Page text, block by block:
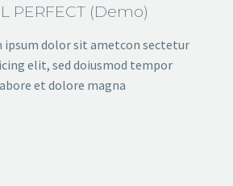
PERFECT (Demo)
ipsum dolor sit ametcon sectetur
elit, sed doiusmod tempor
et dolore magna